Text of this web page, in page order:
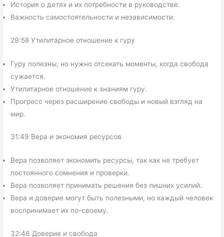
История о детях и их потребности в руководстве.
Важность самостоятельности и независимости.
29:58 Утилитарное отношение к гуру
Гуру полезны, но нужно отсекать моменты, когда свобода
сужается.
Утилитарное отношение к знаниям гуру.
Прогресс через расширение свободы и новый взгляд на
мир.
31:49 Вера и экономия ресурсов
Вера позволяет экономить ресурсы, так как не требует
постоянного сомнения и проверки.
Вера позволяет принимать решения без лишних усилий.
Вера и доверие могут быть полезными, но каждый человек
воспринимает их по-своему.
32:46 Доверие и свобода